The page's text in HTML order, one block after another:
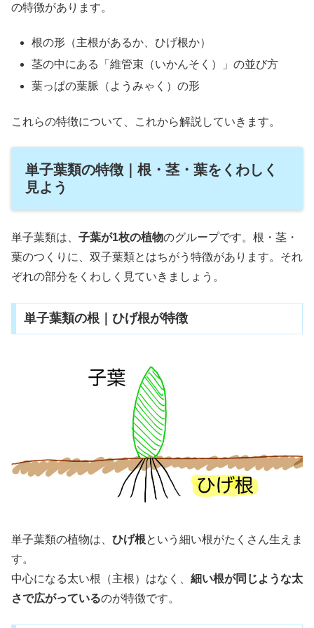
の特徴があります。
根の形（主根があるか、ひげ根か）
茎の中にある「維管束（いかんそく）」の並び方
葉っぱの葉脈（ようみゃく）の形
これらの特徴について、これから解説していきます。
単子葉類の特徴｜根・茎・葉をくわしく
見よう
単子葉類は、 子葉が1枚の植物のグループです。根・茎・
葉のつくりに、双子葉類とはちがう特徴があります。それ
ぞれの部分をくわしく見ていきましょう。
単子葉類の根｜ひげ根が特徴
単子葉類の植物は、 ひげ根という細い根がたくさん生えま
す。
中心になる太い根（主根）はなく、 細い根が同じような太
さで広がっているのが特徴です。